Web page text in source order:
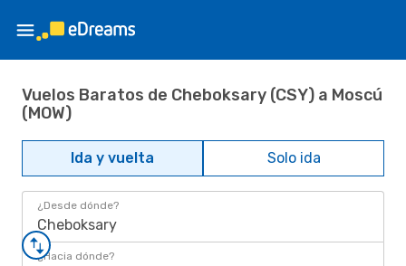
Vuelos Baratos de Cheboksary (CSY) a Moscú
(MOW)
Ida y vuelta Solo ida
¿Desde dónde?
Cheboksary
¿Hacia dónde?